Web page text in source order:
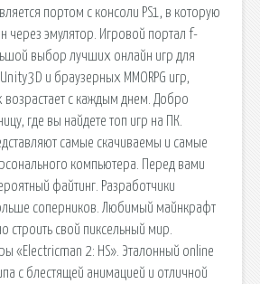
портом с консоли PS1, в которую
через эмулятор. Игровой портал f-
выбор лучших онлайн игр для
и браузерных MMORPG игр,
возрастает с каждым днем. Добро
где вы найдете топ игр на ПК.
самые скачиваемы и самые
компьютера. Перед вами
файтинг. Разработчики
соперников. Любимый майнкрафт
строить свой пиксельный мир.
«Electricman 2: HS». Эталонный online
с блестящей анимацией и отличной